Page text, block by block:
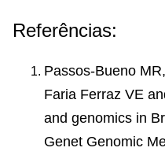
Referências:
Passos-Bueno
Faria Ferraz VE
and genomics in
Genet Genomic